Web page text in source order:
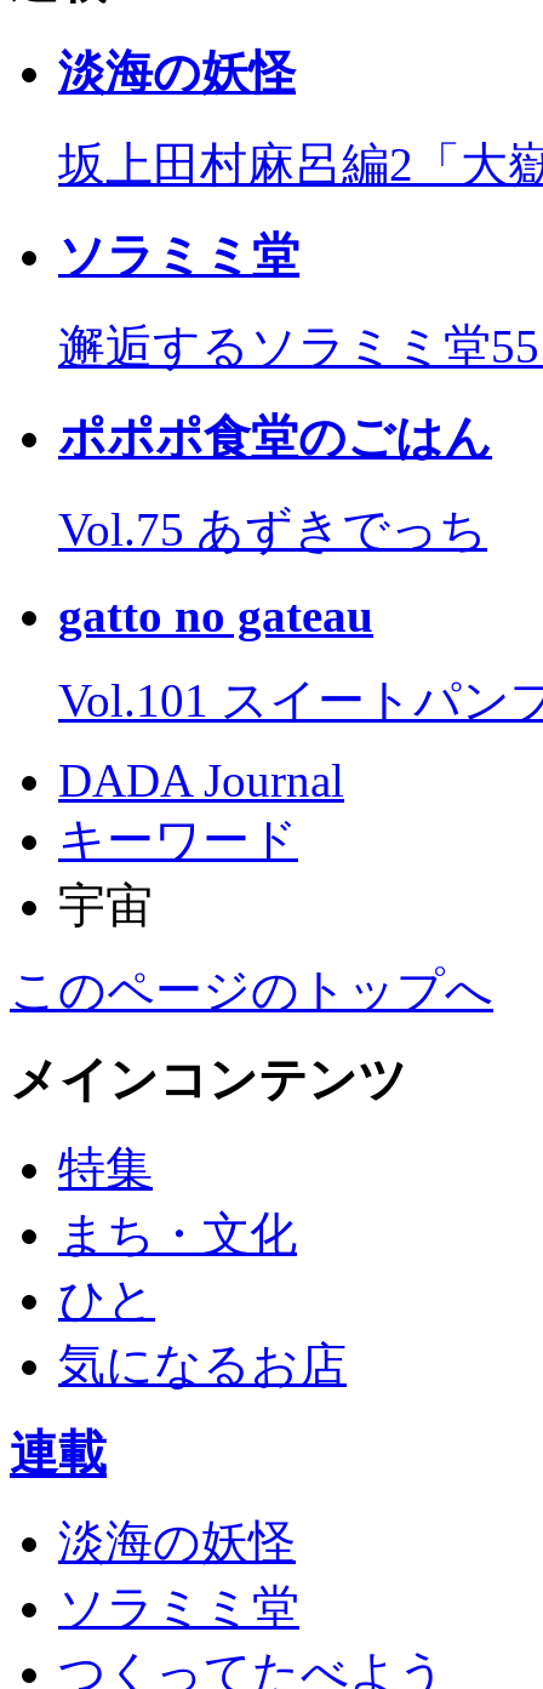
淡海の妖怪
坂上田村麻呂編2「大
ソラミミ堂
邂逅するソラミミ堂
ポポポ食堂のごはん
Vol.75 あずきでっち
gatto no gateau
Vol.101 スイートパン
DADA Journal
キーワード
宇宙
このページのトップへ
メインコンテンツ
特集
まち・文化
ひと
気になるお店
連載
淡海の妖怪
ソラミミ堂
つくってたべよう